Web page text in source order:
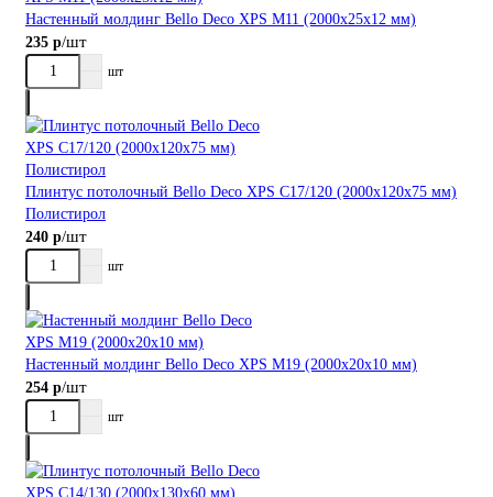
Настенный молдинг Bellо Deco XPS М11 (2000х25х12 мм)
235 р/шт
шт
Плинтус потолочный Bellо Deco XPS С17/120 (2000х120х75 мм)
Полистирол
240 р/шт
шт
Настенный молдинг Bellо Deco XPS М19 (2000х20х10 мм)
254 р/шт
шт